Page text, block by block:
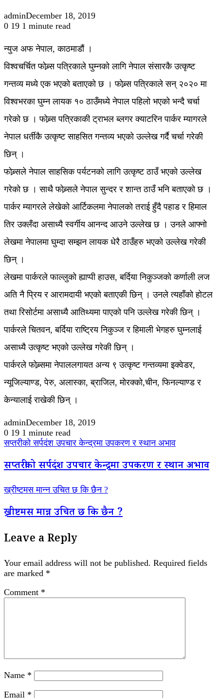
adminDecember 18, 2019
0 19 1 minute read
न्युज अफ नेपाल, काठमाडौं ।
विश्वचर्चित फोब्र्स पत्रिकाले घुम्नको लागि नेपाल संसारकै उत्कृष्ट
गन्तव्य मध्ये एक भएको बताएको छ । फोब्र्स पत्रिकाले सन् २०२० मा
विश्वभरका घुम्न लायक १० ठाउँमध्ये नेपाल पहिलो भएको भन्दै चर्चा
गरेको छ । फोब्र्स पत्रिकाकी ट्राभल ब्लगर क्याटरिन पार्कर म्यागरले
नेपाल धर्तीकै उत्कृष्ट साहसित गन्तव्य भएको उल्लेख गर्दै चर्चा गरेकी
छिन् ।
फोब्र्सले नेपाल साहसिक पर्यटनको लागि उत्कृष्ट ठाउँ भएको उल्लेख
गरेको छ । साथै फोब्र्सले नेपाल सुन्दर र शान्त ठाउँ भनि बताएको छ ।
पार्कर म्यागरले लेखेको आर्टिकलमा नेपालको तराई हुँदै पहाड र हिमाल
तिर उक्लँदा असाध्यै स्वर्गीय आनन्द आउने उल्लेख छ । उनले आफ्नो
लेखमा नेपालमा घुम्दा सम्झन लायक धेरै ठाउँहरु भएको उल्लेख गरेकी
छिन् ।
लेखमा पार्करले फाल्लुको ह्याप्पी हाउस, बर्दिया निकुञ्जको कर्णाली लज
अति नै प्रिय र आरामदायी भएको बताएकी छिन् । उनले त्यहाँको होटल
तथा रिसोर्टमा असाध्यै आतिथ्यमा पाएको पनि उल्लेख गरेकी छिन् ।
पार्करले चितवन, बर्दिया राष्ट्रिय निकुञ्ज र हिमाली भेगहरु घुम्नलाई
असाध्यै उत्कृष्ट भएको उल्लेख गरेकी छिन् ।
पार्करले फोब्र्समा नेपाललगायत अन्य ९ उत्कृष्ट गन्तव्यमा इक्वेडर,
न्यूजिल्याण्ड, पेरु, अलास्का, ब्राजिल, मोरक्को,चीन, फिनल्याण्ड र
केन्यालाई राखेकी छिन् ।
adminDecember 18, 2019
0 19 1 minute read
सप्तरीको सर्पदंश उपचार केन्द्रमा उपकरण र स्थान अभाव
सप्तरीको सर्पदंश उपचार केन्द्रमा उपकरण र स्थान अभाव
ख्रीष्टमस मान्न उचित छ कि छैन ?
ख्रीष्टमस मान्न उचित छ कि छैन ?
Leave a Reply
Your email address will not be published. Required fields
are marked *
Comment *
Name *
Email *